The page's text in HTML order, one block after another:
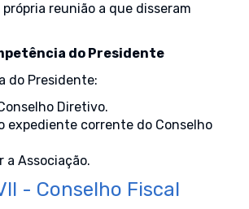
própria reunião a que disseram
do Presidente
do Presidente:
Diretivo.
expediente corrente do Conselho
a Associação.
- Conselho Fiscal